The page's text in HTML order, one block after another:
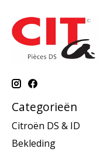
Categorieën
Citroën DS & ID
Bekleding